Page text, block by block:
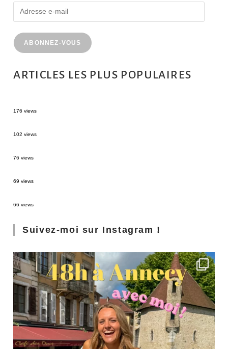
ABONNEZ-VOUS
ARTICLES LES PLUS POPULAIRES
176 views
102 views
76 views
69 views
66 views
Suivez-moi sur Instagram !